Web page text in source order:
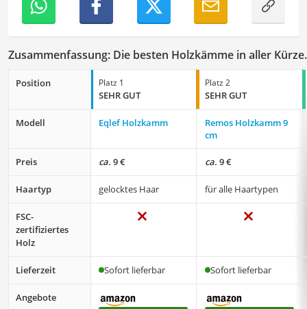
Zusammenfassung: Die besten Holzkämme in aller Kürze.
Position Platz 1
SEHR GUT
Platz 2
SEHR GUT
Modell Eqlef Holzkamm
Remos Holzkamm 9
cm
Preis ca. 9 € ca. 9 €
Haartyp gelocktes Haar für alle Haartypen
FSC-
zertifiziertes
Holz
Lieferzeit Sofort lieferbar Sofort lieferbar
Angebote